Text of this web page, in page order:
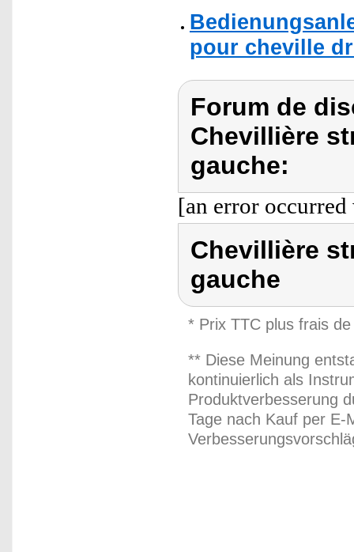
pour cheville
Forum de
Chevillière
gauche:
[an error
Chevillière
gauche
* Prix TTC plus frais
** Diese Meinung
kontinuierlich als
Produktverbesserung
Tage nach Kauf per E-